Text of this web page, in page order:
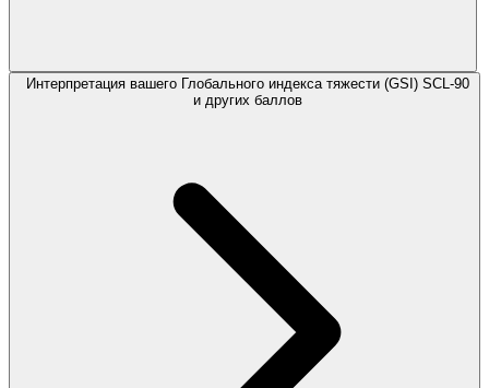
Интерпретация вашего Глобального индекса тяжести (GSI) SCL-90
и других баллов